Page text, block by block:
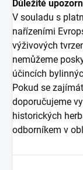
Důležité
V souladu s
nařízeními
výživových
nemůžeme
účincích
Pokud se
doporučujeme
historických
odborníkem v